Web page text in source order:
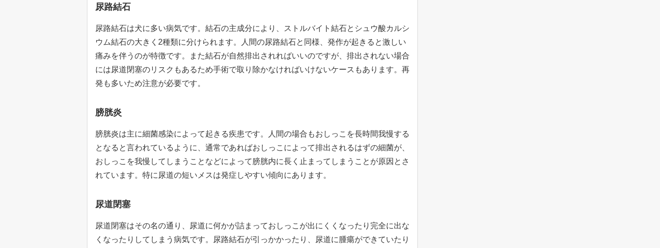
尿路結石
尿路結石は犬に多い病気です。結石の主成分により、ストルバイト結石とシュウ酸カルシ
ウム結石の大きく2種類に分けられます。人間の尿路結石と同様、発作が起きると激しい
痛みを伴うのが特徴です。また結石が自然排出されればいいのですが、排出されない場合
には尿道閉塞のリスクもあるため手術で取り除かなければいけないケースもあります。再
発も多いため注意が必要です。
膀胱炎
膀胱炎は主に細菌感染によって起きる疾患です。人間の場合もおしっこを長時間我慢する
となると言われているように、通常であればおしっこによって排出されるはずの細菌が、
おしっこを我慢してしまうことなどによって膀胱内に長く止まってしまうことが原因とさ
れています。特に尿道の短いメスは発症しやすい傾向にあります。
尿道閉塞
尿道閉塞はその名の通り、尿道に何かが詰まっておしっこが出にくくなったり完全に出な
くなったりしてしまう病気です。尿路結石が引っかかったり、尿道に腫瘍ができていたり